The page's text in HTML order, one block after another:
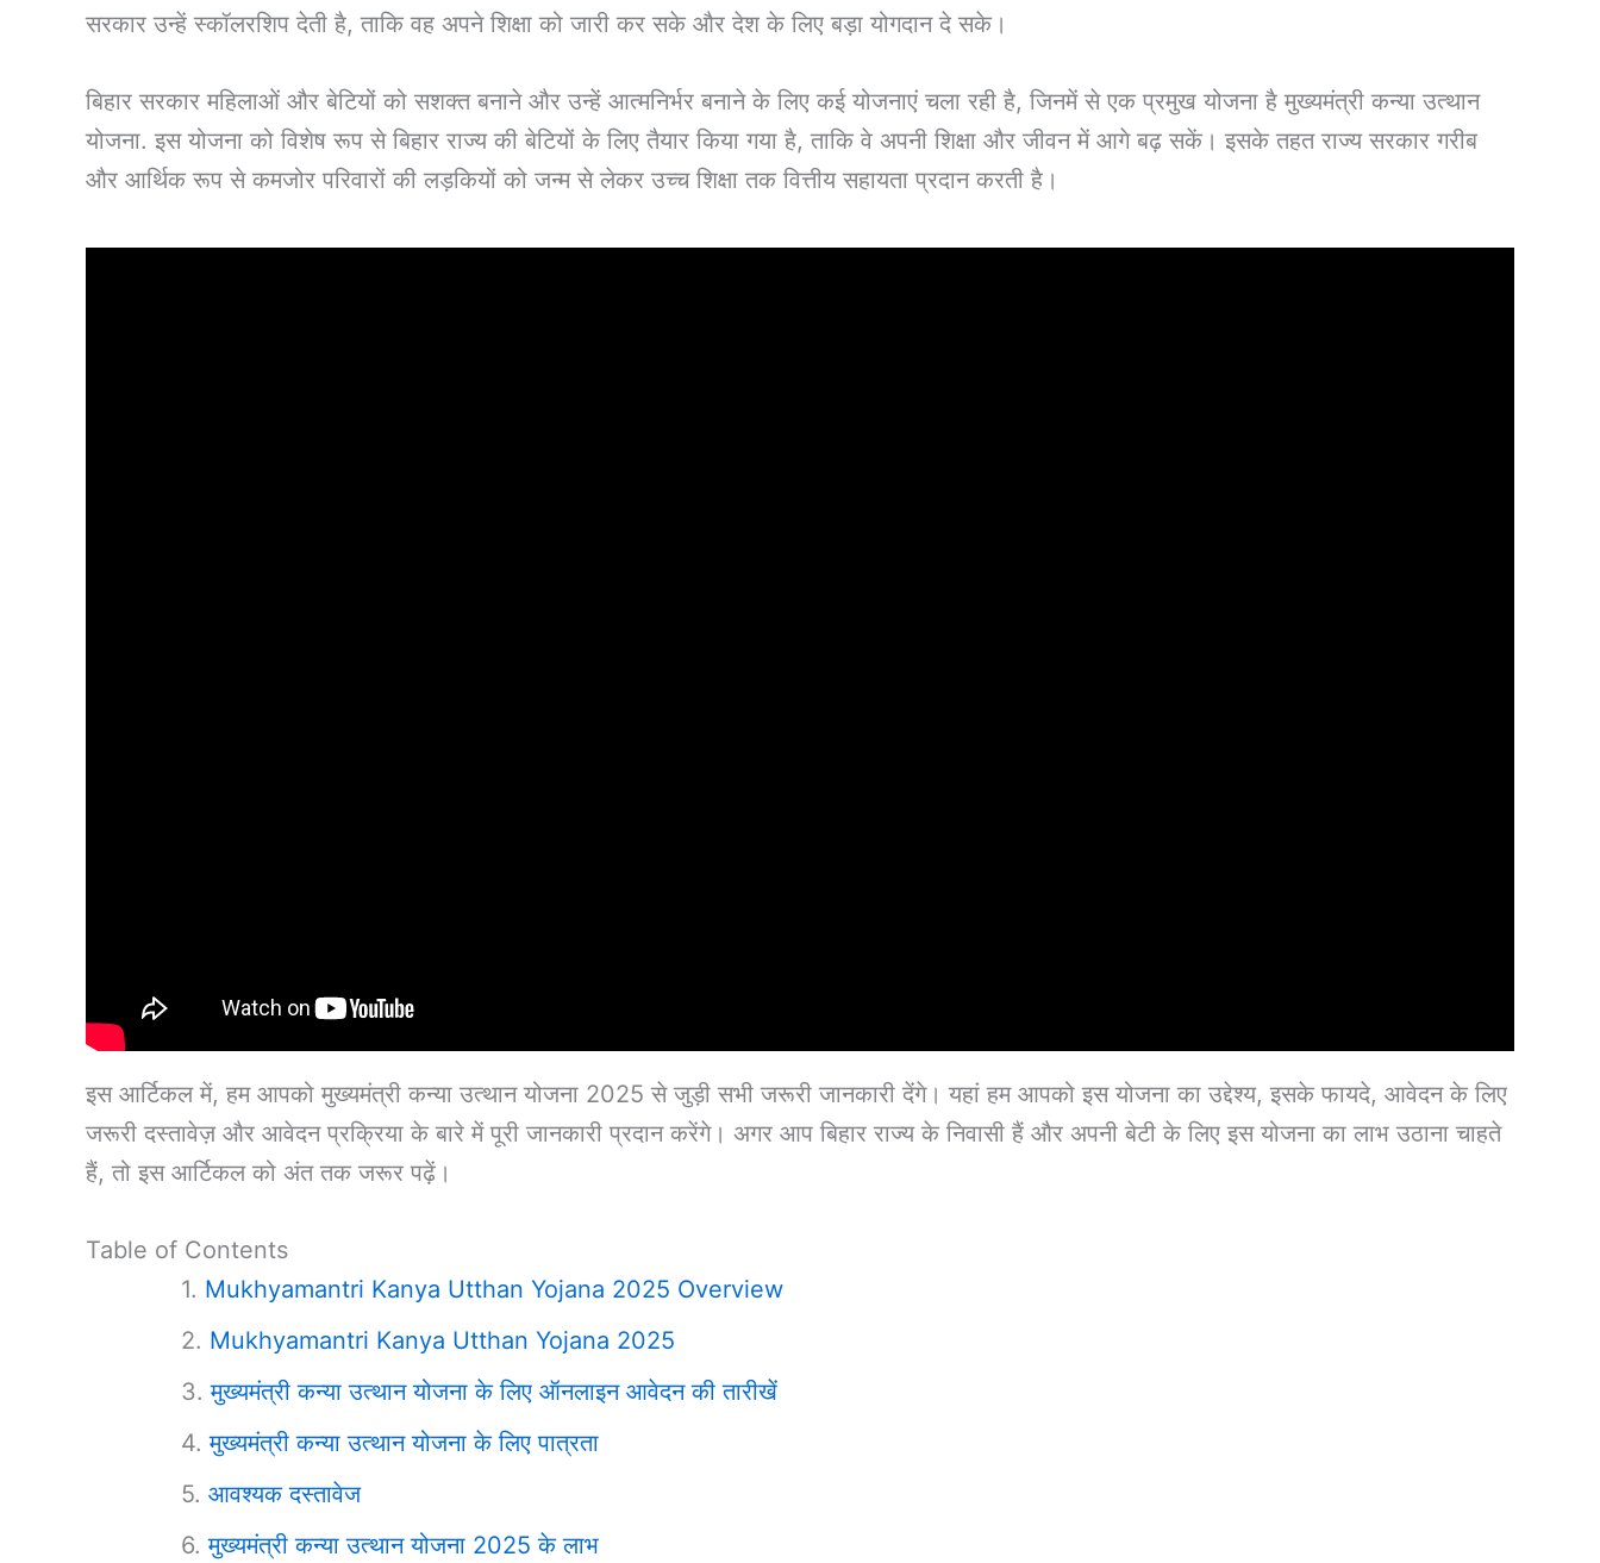
सरकार उन्हें स्कॉलरशिप देती है, ताकि वह अपने शिक्षा को जारी कर सके और देश के लिए बड़ा योगदान दे सके।
बिहार सरकार महिलाओं और बेटियों को सशक्त बनाने और उन्हें आत्मनिर्भर बनाने के लिए कई योजनाएं चला रही है, जिनमें से एक प्रमुख योजना है मुख्यमंत्री कन्या उत्थान
योजना. इस योजना को विशेष रूप से बिहार राज्य की बेटियों के लिए तैयार किया गया है, ताकि वे अपनी शिक्षा और जीवन में आगे बढ़ सकें। इसके तहत राज्य सरकार गरीब
और आर्थिक रूप से कमजोर परिवारों की लड़कियों को जन्म से लेकर उच्च शिक्षा तक वित्तीय सहायता प्रदान करती है।
इस आर्टिकल में, हम आपको मुख्यमंत्री कन्या उत्थान योजना 2025 से जुड़ी सभी जरूरी जानकारी देंगे। यहां हम आपको इस योजना का उद्देश्य, इसके फायदे, आवेदन के लिए
जरूरी दस्तावेज़ और आवेदन प्रक्रिया के बारे में पूरी जानकारी प्रदान करेंगे। अगर आप बिहार राज्य के निवासी हैं और अपनी बेटी के लिए इस योजना का लाभ उठाना चाहते
हैं, तो इस आर्टिकल को अंत तक जरूर पढ़ें।
Table of Contents
Mukhyamantri Kanya Utthan Yojana 2025 Overview
Mukhyamantri Kanya Utthan Yojana 2025
मुख्यमंत्री कन्या उत्थान योजना के लिए ऑनलाइन आवेदन की तारीखें
मुख्यमंत्री कन्या उत्थान योजना के लिए पात्रता
आवश्यक दस्तावेज
मुख्यमंत्री कन्या उत्थान योजना 2025 के लाभ